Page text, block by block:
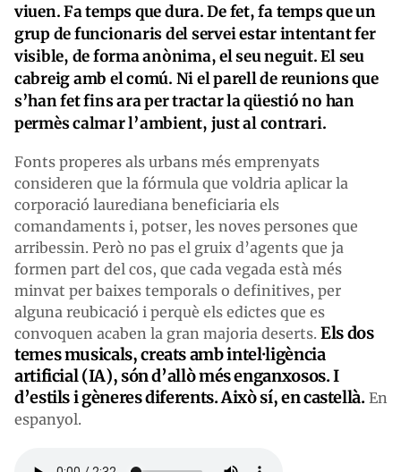
viuen. Fa temps que dura. De fet, fa temps que un
grup de funcionaris del servei estar intentant fer
visible, de forma anònima, el seu neguit. El seu
cabreig amb el comú. Ni el parell de reunions que
s’han fet fins ara per tractar la qüestió no han
permès calmar l’ambient, just al contrari.
Fonts properes als urbans més emprenyats
consideren que la fórmula que voldria aplicar la
corporació laurediana beneficiaria els
comandaments i, potser, les noves persones que
arribessin. Però no pas el gruix d’agents que ja
formen part del cos, que cada vegada està més
minvat per baixes temporals o definitives, per
alguna reubicació i perquè els edictes que es
convoquen acaben la gran majoria deserts. Els dos
temes musicals, creats amb intel·ligència
artificial (IA), són d’allò més enganxosos. I
d’estils i gèneres diferents. Això sí, en castellà.En
espanyol.